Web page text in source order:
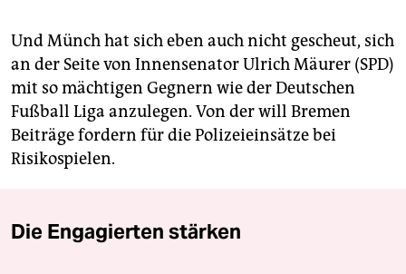
Und Münch hat sich eben auch nicht gescheut, sich
an der Seite von Innensenator Ulrich Mäurer (SPD)
mit so mächtigen Gegnern wie der Deutschen
Fußball Liga anzulegen. Von der will Bremen
Beiträge fordern für die Polizeieinsätze bei
Risikospielen.
Die Engagierten stärken